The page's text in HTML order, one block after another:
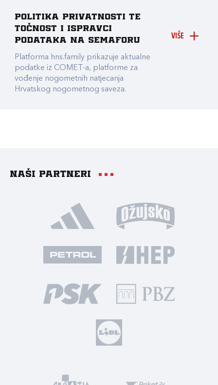
VIŠE
Politika privatnosti te
točnost i ispravci
podataka na Semaforu
Platforma hns.family prikazuje aktualne
podatke iz COMET-a, platforme za
vođenje nogometnih natjecanja
Hrvatskog nogometnog saveza.
Naši partneri